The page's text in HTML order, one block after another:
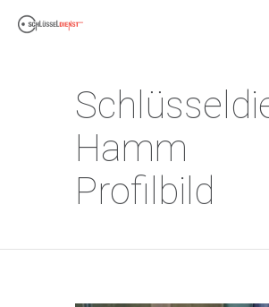
Hamm
Profilbild